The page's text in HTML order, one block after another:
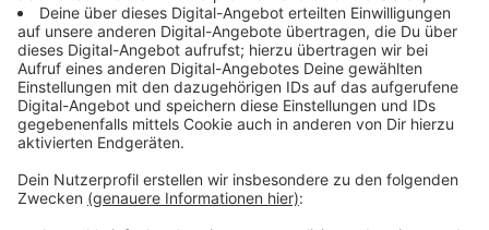
Der Award ist vom „Macherinnen“-Business-Netzwerk
für Frauen unter anderem in Kooperation mit dem
„Kölner Stadt-Anzeiger“ ins Leben gerufen worden.
Anzeige